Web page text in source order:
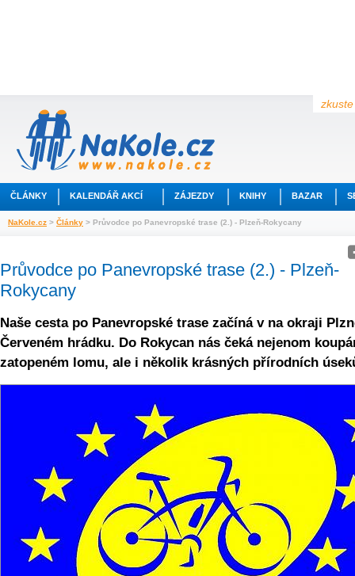
ČLÁNKY KALENDÁŘ AKCÍ ZÁJEZDY KNIHY BAZAR
NaKole.cz > Články > Průvodce po Panevropské trase (2.) - Plzeň-Rokycany
Průvodce po Panevropské trase (2.) - Plzeň-
Rokycany
Naše cesta po Panevropské trase začíná v na okraji
Červeném hrádku. Do Rokycan nás čeká nejenom
zatopeném lomu, ale i několik krásných přírodních